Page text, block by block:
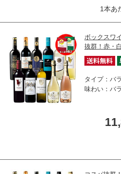
1本あ
ボックスワ
抜群！赤・
タイプ：バ
味わい：バ